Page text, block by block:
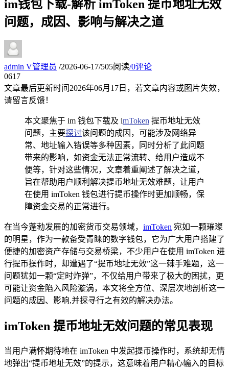
im钱包下载-解析 imToken 提币地址无效
问题，成因、影响与解决之道
admin V管理员 /2026-06-17/505阅读/0评论
0617
文章最后更新时间 2026年06月17日 ，若文章内容或图片失效，
请留言反馈！
本文聚焦于 im 钱包下载及 imToken 提币地址无效
问题，主要探讨该问题的成因，可能涉及网络异
常、地址输入错误等多种因素，同时分析了此问题
带来的影响，如资金无法正常流转、给用户造成不
便等，针对这些情况，文章着重阐述了解决之道，
旨在帮助用户顺利解决提币地址无效难题，让用户
在使用 imToken 钱包进行提币操作时更加顺畅，保
障资金交易的正常进行。
在当今蓬勃发展的加密货币交易领域， imToken 宛如一颗璀璨
的明星，作为一款备受青睐的数字钱包，它为广大用户搭建了
便捷的加密资产存储与交易桥梁，不少用户在使用 imToken 进
行提币操作时，却遭遇了“提币地址无效”这一棘手难题，这一
问题犹如一颗“定时炸弹”，不仅给用户带来了极大的困扰，更
可能让资金陷入风险漩涡，本文将全方位、深层次地剖析这一
问题的成因、影响,并探寻行之有效的解决办法。
imToken 提币地址无效问题的常见表现
当用户满怀期待地在 imToken 中发起提币操作时，系统却无情
地弹出“提币地址无效”的提示，这意味着用户精心输入的目标